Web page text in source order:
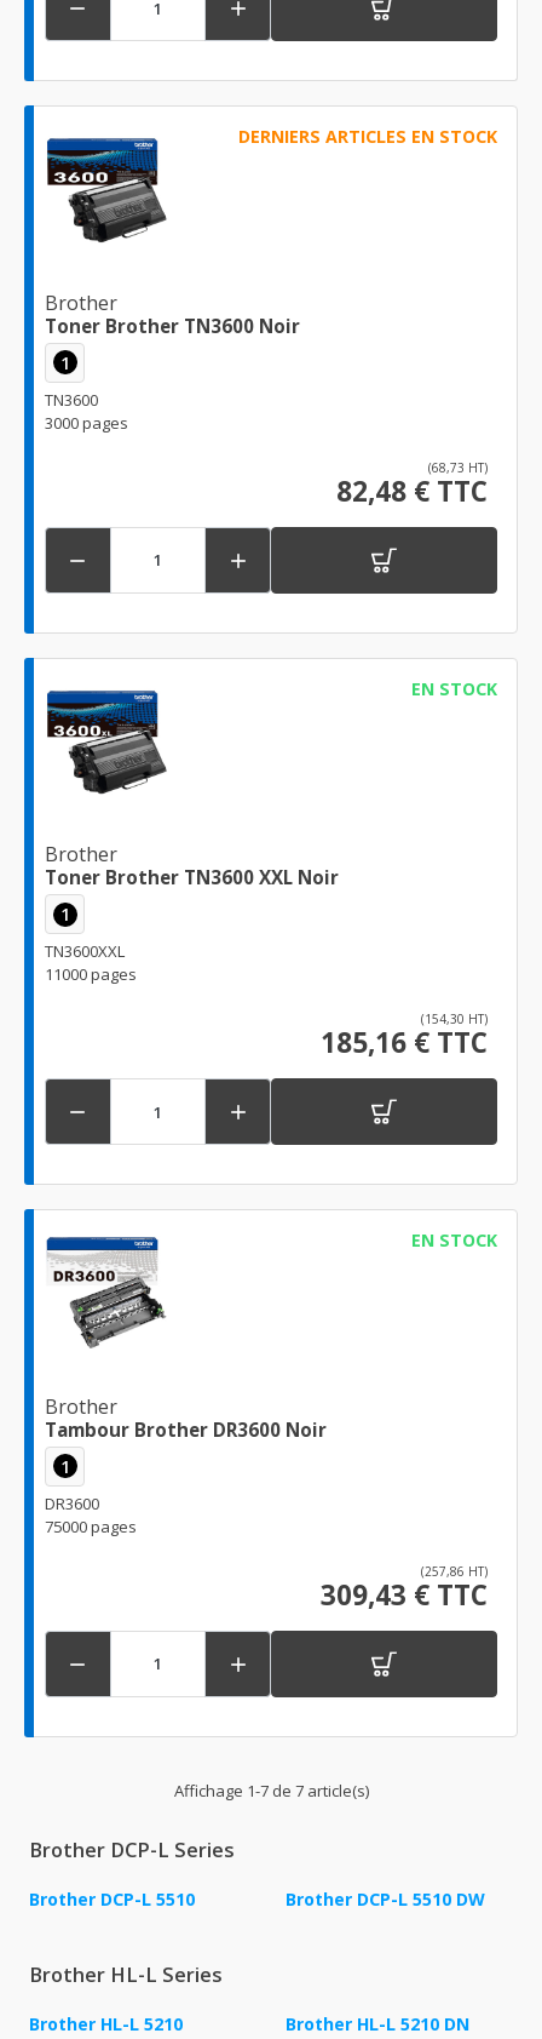
 
DERNIERS ARTICLES EN STOCK
Brother
Toner Brother TN3600 Noir
1
TN3600
3000 pages
(68,73 HT)
82,48 € TTC
 
EN STOCK
Brother
Toner Brother TN3600 XXL Noir
1
TN3600XXL
11000 pages
(154,30 HT)
185,16 € TTC
 
EN STOCK
Brother
Tambour Brother DR3600 Noir
1
DR3600
75000 pages
(257,86 HT)
309,43 € TTC
 
Affichage 1-7 de 7 article(s)
Brother DCP-L Series
Brother DCP-L 5510 Brother DCP-L 5510 DW
Brother HL-L Series
Brother HL-L 5210 Brother HL-L 5210 DN